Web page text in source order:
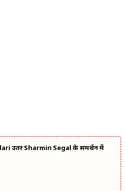
उतरीं Sharmin Segal के समर्थन में